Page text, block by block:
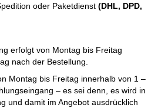
oder Paketdienst (DHL, DPD,
erfolgt von Montag bis Freitag
nach der Bestellung.
Montag bis Freitag innerhalb von 1 –
– es sei denn, es wird in
und damit im Angebot ausdrücklich